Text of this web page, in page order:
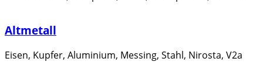
Altmetall
Eisen, Kupfer, Aluminium, Messing, Stahl, Nirosta, V2a